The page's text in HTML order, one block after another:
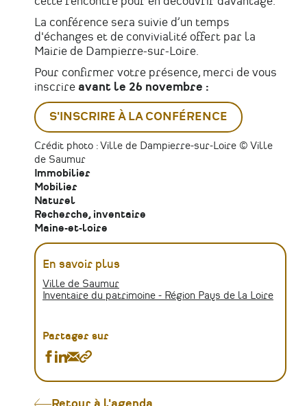
La conférence sera suivie d’un temps
d'échanges et de convivialité offert par la
Mairie de Dampierre-sur-Loire.
Pour confirmer votre présence, merci de vous
inscrire avant le 26 novembre :
S'INSCRIRE À LA CONFÉRENCE
Crédit photo : Ville de Dampierre-sur-Loire © Ville
de Saumur
Immobilier
Mobilier
Naturel
Recherche, inventaire
Maine-et-loire
En savoir plus
Ville de Saumur
Inventaire du patrimoine - Région Pays de la Loire
Partager sur
Partager
:
Le
Partager
:
Le
Partager
:
Le
lien